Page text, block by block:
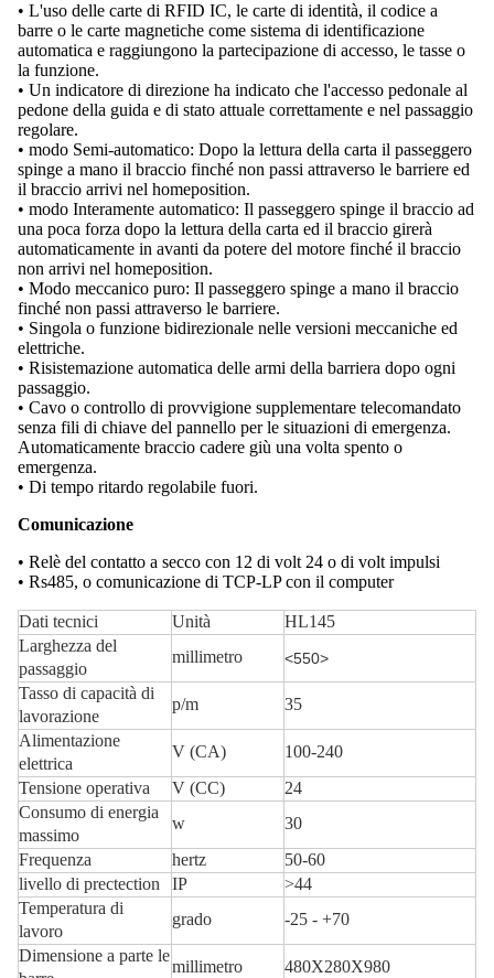
• L'uso delle carte di RFID IC, le carte di identità, il codice a
barre o le carte magnetiche come sistema di identificazione
automatica e raggiungono la partecipazione di accesso, le tasse o
la funzione.
• Un indicatore di direzione ha indicato che l'accesso pedonale al
pedone della guida e di stato attuale correttamente e nel passaggio
regolare.
• modo Semi-automatico: Dopo la lettura della carta il passeggero
spinge a mano il braccio finché non passi attraverso le barriere ed
il braccio arrivi nel homeposition.
• modo Interamente automatico: Il passeggero spinge il braccio ad
una poca forza dopo la lettura della carta ed il braccio girerà
automaticamente in avanti da potere del motore finché il braccio
non arrivi nel homeposition.
• Modo meccanico puro: Il passeggero spinge a mano il braccio
finché non passi attraverso le barriere.
• Singola o funzione bidirezionale nelle versioni meccaniche ed
elettriche.
• Risistemazione automatica delle armi della barriera dopo ogni
passaggio.
• Cavo o controllo di provvigione supplementare telecomandato
senza fili di chiave del pannello per le situazioni di emergenza.
Automaticamente braccio cadere giù una volta spento o
emergenza.
• Di tempo ritardo regolabile fuori.
Comunicazione
• Relè del contatto a secco con 12 di volt 24 o di volt impulsi
• Rs485, o comunicazione di TCP-LP con il computer
Dati tecnici Unità
HL145
Larghezza del
passaggio
millimetro <550>
Tasso di capacità di
lavorazione
p/m
35
Alimentazione
elettrica
V (CA)
100-240
Tensione operativa
V (CC)
24
Consumo di energia
massimo
w
30
Frequenza
hertz
50-60
livello di prectection
IP
>44
Temperatura di
lavoro
grado
-25 - +70
Dimensione a parte le
millimetro
480X280X980